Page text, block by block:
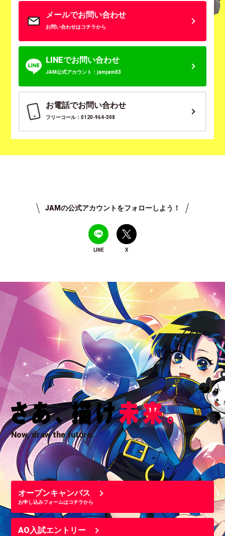
メールでお問い合わせ
お問い合わせはコチラから
LINEでお問い合わせ
JAM公式アカウント：jamjam83
お電話でお問い合わせ
フリーコール：0120-964-308
JAMの公式アカウントをフォローしよう！
LINE X
Now, draw the future.
オープンキャンパス
お申し込みフォームはコチラから
AO入試エントリー